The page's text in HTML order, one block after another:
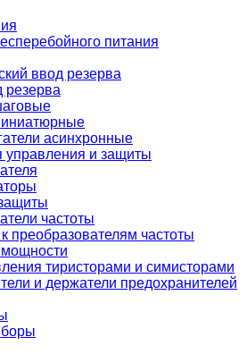
питания
ввод резерва
резерва
асинхронные
управления и защиты
частоты
преобразователям частоты
тиристорами и симисторами
и держатели предохранителей